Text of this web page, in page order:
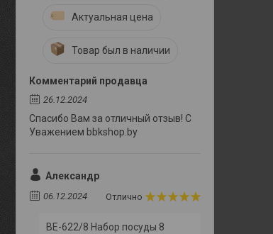
Актуальная цена
Товар был в наличии
Комментарий продавца
26.12.2024
Спасибо Вам за отличный отзыв! С
Уважением bbkshop.by
Александр
06.12.2024 Отлично
BE-622/8 Набор посуды 8